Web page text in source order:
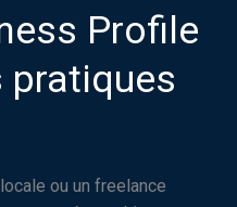
Profile
pratiques
ou un freelance